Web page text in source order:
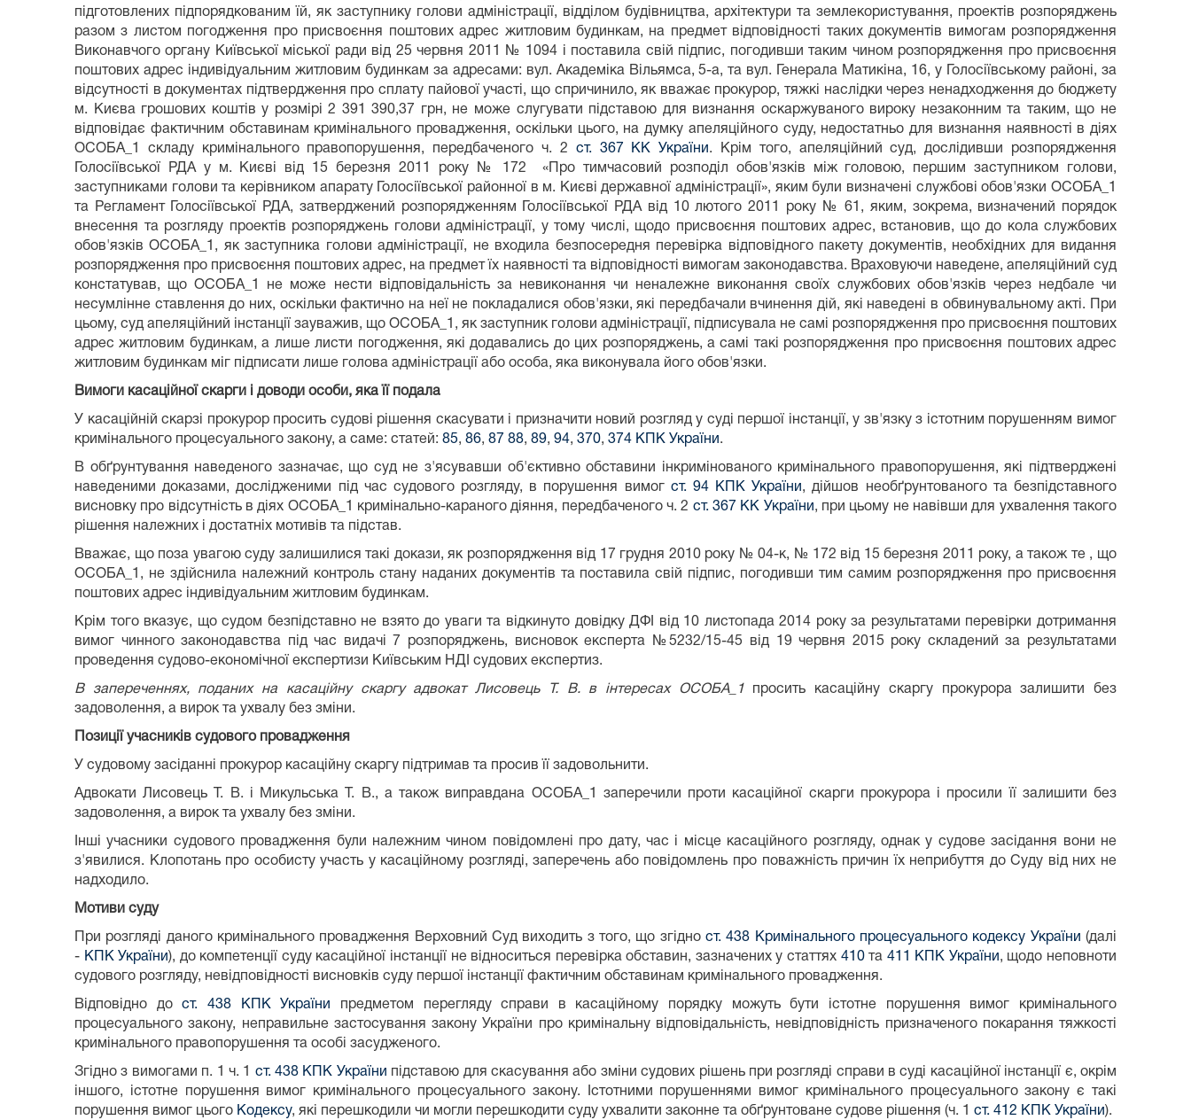
підготовлених підпорядкованим їй, як заступнику голови адміністрації, відділом будівництва, архітектури та землекористування, проектів розпоряджень
разом з листом погодження про присвоєння поштових адрес житловим будинкам, на предмет відповідності таких документів вимогам розпорядження
Виконавчого органу Київської міської ради від 25 червня 2011 № 1094 і поставила свій підпис, погодивши таким чином розпорядження про присвоєння
поштових адрес індивідуальним житловим будинкам за адресами: вул. Академіка Вільямса, 5-а, та вул. Генерала Матикіна, 16, у Голосіївському районі, за
відсутності в документах підтвердження про сплату пайової участі, що спричинило, як вважає прокурор, тяжкі наслідки через ненадходження до бюджету
м. Києва грошових коштів у розмірі 2 391 390,37 грн, не може слугувати підставою для визнання оскаржуваного вироку незаконним та таким, що не
відповідає фактичним обставинам кримінального провадження, оскільки цього, на думку апеляційного суду, недостатньо для визнання наявності в діях
ОСОБА_1 складу кримінального правопорушення, передбаченого ч. 2 ст. 367 КК України. Крім того, апеляційний суд, дослідивши розпорядження
Голосіївської РДА у м. Києві від 15 березня 2011 року № 172 «Про тимчасовий розподіл обов'язків між головою, першим заступником голови,
заступниками голови та керівником апарату Голосіївської районної в м. Києві державної адміністрації», яким були визначені службові обов'язки ОСОБА_1
та Регламент Голосіївської РДА, затверджений розпорядженням Голосіївської РДА від 10 лютого 2011 року № 61, яким, зокрема, визначений порядок
внесення та розгляду проектів розпоряджень голови адміністрації, у тому числі, щодо присвоєння поштових адрес, встановив, що до кола службових
обов'язків ОСОБА_1, як заступника голови адміністрації, не входила безпосередня перевірка відповідного пакету документів, необхідних для видання
розпорядження про присвоєння поштових адрес, на предмет їх наявності та відповідності вимогам законодавства. Враховуючи наведене, апеляційний суд
констатував, що ОСОБА_1 не може нести відповідальність за невиконання чи неналежне виконання своїх службових обов'язків через недбале чи
несумлінне ставлення до них, оскільки фактично на неї не покладалися обов'язки, які передбачали вчинення дій, які наведені в обвинувальному акті. При
цьому, суд апеляційний інстанції зауважив, що ОСОБА_1, як заступник голови адміністрації, підписувала не самі розпорядження про присвоєння поштових
адрес житловим будинкам, а лише листи погодження, які додавались до цих розпоряджень, а самі такі розпорядження про присвоєння поштових адрес
житловим будинкам міг підписати лише голова адміністрації або особа, яка виконувала його обов'язки.
Вимоги касаційної скарги і доводи особи, яка її подала
У касаційній скарзі прокурор просить судові рішення скасувати і призначити новий розгляд у суді першої інстанції, у зв'язку з істотним порушенням вимог
кримінального процесуального закону, а саме: статей: 85, 86, 87 88, 89, 94, 370, 374 КПК України.
В обґрунтування наведеного зазначає, що суд не з'ясувавши об'єктивно обставини інкримінованого кримінального правопорушення, які підтверджені
наведеними доказами, дослідженими під час судового розгляду, в порушення вимог ст. 94 КПК України, дійшов необґрунтованого та безпідставного
висновку про відсутність в діях ОСОБА_1 кримінально-караного діяння, передбаченого ч. 2 ст. 367 КК України, при цьому не навівши для ухвалення такого
рішення належних і достатніх мотивів та підстав.
Вважає, що поза увагою суду залишилися такі докази, як розпорядження від 17 грудня 2010 року № 04-к, № 172 від 15 березня 2011 року, а також те , що
ОСОБА_1, не здійснила належний контроль стану наданих документів та поставила свій підпис, погодивши тим самим розпорядження про присвоєння
поштових адрес індивідуальним житловим будинкам.
Крім того вказує, що судом безпідставно не взято до уваги та відкинуто довідку ДФІ від 10 листопада 2014 року за результатами перевірки дотримання
вимог чинного законодавства під час видачі 7 розпоряджень, висновок експерта №5232/15-45 від 19 червня 2015 року складений за результатами
проведення судово-економічної експертизи Київським НДІ судових експертиз.
В запереченнях, поданих на касаційну скаргу адвокат Лисовець Т. В. в інтересах ОСОБА_1 просить касаційну скаргу прокурора залишити без
задоволення, а вирок та ухвалу без зміни.
Позиції учасників судового провадження
У судовому засіданні прокурор касаційну скаргу підтримав та просив її задовольнити.
Адвокати Лисовець Т. В. і Микульська Т. В., а також виправдана ОСОБА_1 заперечили проти касаційної скарги прокурора і просили її залишити без
задоволення, а вирок та ухвалу без зміни.
Інші учасники судового провадження були належним чином повідомлені про дату, час і місце касаційного розгляду, однак у судове засідання вони не
з'явилися. Клопотань про особисту участь у касаційному розгляді, заперечень або повідомлень про поважність причин їх неприбуття до Суду від них не
надходило.
Мотиви суду
При розгляді даного кримінального провадження Верховний Суд виходить з того, що згідно ст. 438 Кримінального процесуального кодексу України (далі
- КПК України), до компетенції суду касаційної інстанції не відноситься перевірка обставин, зазначених у статтях 410та 411 КПК України, щодо неповноти
судового розгляду, невідповідності висновків суду першої інстанції фактичним обставинам кримінального провадження.
Відповідно дост. 438 КПК України предметом перегляду справи в касаційному порядку можуть бути істотне порушення вимог кримінального
процесуального закону, неправильне застосування закону України про кримінальну відповідальність, невідповідність призначеного покарання тяжкості
кримінального правопорушення та особі засудженого.
Згідно з вимогами п. 1 ч. 1 ст. 438 КПК України підставою для скасування або зміни судових рішень при розгляді справи в суді касаційної інстанції є, окрім
іншого, істотне порушення вимог кримінального процесуального закону. Істотними порушеннями вимог кримінального процесуального закону є такі
порушення вимог цього Кодексу, які перешкодили чи могли перешкодити суду ухвалити законне та обґрунтоване судове рішення (ч. 1 ст. 412 КПК України).